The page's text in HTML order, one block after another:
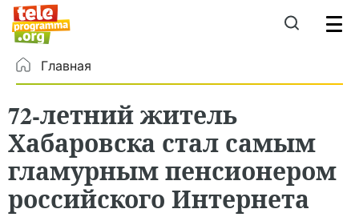
Главная
72-летний житель
Хабаровска стал самым
гламурным пенсионером
российского Интернета